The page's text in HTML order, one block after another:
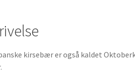
kirsebær er også kaldet